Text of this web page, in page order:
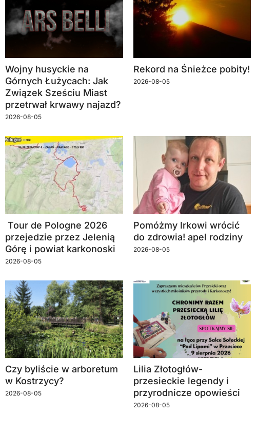
Wojny husyckie na
Górnych Łużycach: Jak
Związek Sześciu Miast
przetrwał krwawy najazd?
2026-08-05
Rekord na Śnieżce pobity!
2026-08-05
Tour de Pologne 2026
przejedzie przez Jelenią
Górę i powiat karkonoski
2026-08-05
Pomóżmy Irkowi wrócić
do zdrowia! apel rodziny
2026-08-05
Czy byliście w arboretum
w Kostrzycy?
2026-08-05
Lilia Złotogłów-
przesieckie legendy i
przyrodnicze opowieści
2026-08-05